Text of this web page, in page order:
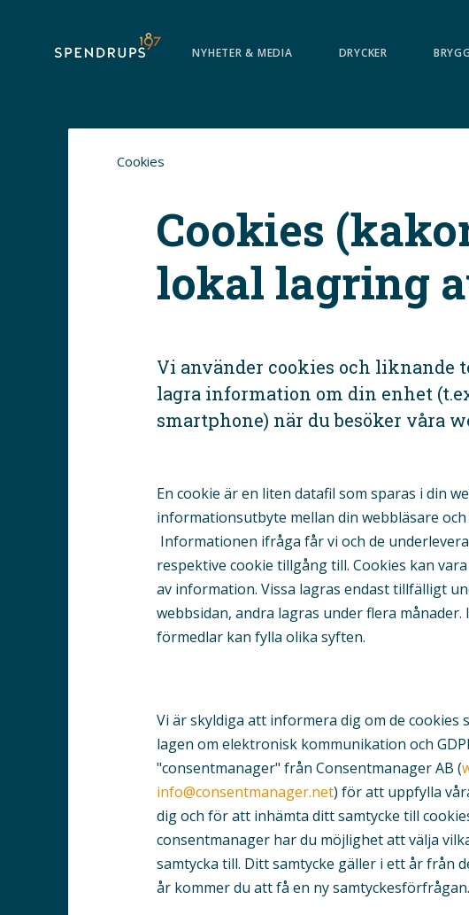
NYHETER & MEDIA DRYCKER
Cookies
Cookies
lokal lagring
Vi använder cookies och liknande
lagra information om din enhet
smartphone) när du besöker våra
En cookie är en liten datafil som sparas i din
informationsutbyte mellan din webbläsare
Informationen ifråga får vi och de
respektive cookie tillgång till. Cookies kan
av information. Vissa lagras endast tillfälligt
webbsidan, andra lagras under flera
förmedlar kan fylla olika syften.
Vi är skyldiga att informera dig om de cookies
lagen om elektronisk kommunikation och
"consentmanager" från Consentmanager AB (
info@consentmanager.net) för att uppfylla
dig och för att inhämta ditt samtycke till
consentmanager har du möjlighet att välja
samtycka till. Ditt samtycke gäller i ett år från
år kommer du att få en ny samtyckesförfrågan.